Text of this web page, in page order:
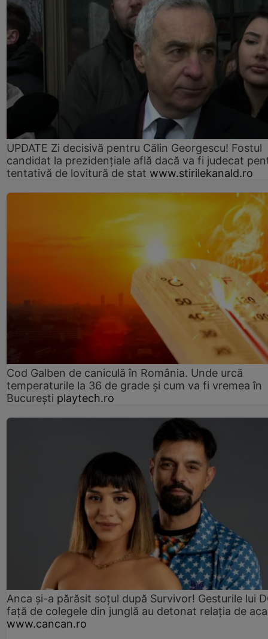
UPDATE Zi decisivă pentru Călin Georgescu! Fostul
candidat la prezidențiale află dacă va fi judecat
tentativă de lovitură de stat www.stirilekanald.ro
Cod Galben de caniculă în România. Unde urcă
temperaturile la 36 de grade și cum va fi vremea în
București playtech.ro
Anca și-a părăsit soțul după Survivor! Gesturile lui
față de colegele din junglă au detonat relația de
www.cancan.ro